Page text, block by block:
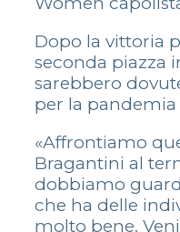
Dopo la vittoria
seconda piazza
sarebbero
per la pandemia
«Affrontiamo
Bragantini al
dobbiamo
che ha delle
molto bene.